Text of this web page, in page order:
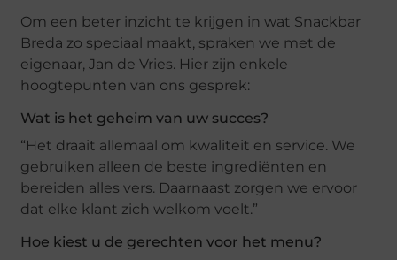
Om een beter inzicht te krijgen in wat Snackbar
Breda zo speciaal maakt, spraken we met de
eigenaar, Jan de Vries. Hier zijn enkele
hoogtepunten van ons gesprek:
Wat is het geheim van uw succes?
“Het draait allemaal om kwaliteit en service. We
gebruiken alleen de beste ingrediënten en
bereiden alles vers. Daarnaast zorgen we ervoor
dat elke klant zich welkom voelt.”
Hoe kiest u de gerechten voor het menu?